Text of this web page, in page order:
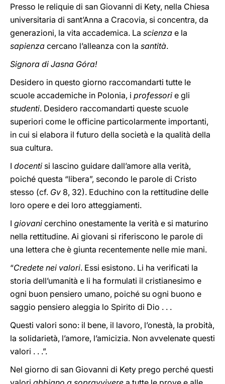
Presso le reliquie di san Giovanni di Kety, nella Chiesa
universitaria di sant’Anna a Cracovia, si concentra, da
generazioni, la vita accademica. La scienza e la
sapienza cercano l’alleanza con la santità.
Signora di Jasna Góra!
Desidero in questo giorno raccomandarti tutte le
scuole accademiche in Polonia, i professori e gli
studenti. Desidero raccomandarti queste scuole
superiori come le officine particolarmente importanti,
in cui si elabora il futuro della società e la qualità della
sua cultura.
I docenti si lascino guidare dall’amore alla verità,
poiché questa “libera”, secondo le parole di Cristo
stesso (cf. Gv 8, 32). Educhino con la rettitudine delle
loro opere e dei loro atteggiamenti.
I giovani cerchino onestamente la verità e si maturino
nella rettitudine. Ai giovani si riferiscono le parole di
una lettera che è giunta recentemente nelle mie mani.
“Credete nei valori. Essi esistono. Li ha verificati la
storia dell’umanità e li ha formulati il cristianesimo e
ogni buon pensiero umano, poiché su ogni buono e
saggio pensiero aleggia lo Spirito di Dio . . .
Questi valori sono: il bene, il lavoro, l’onestà, la probità,
la solidarietà, l’amore, l’amicizia. Non avvelenate questi
valori . . .”.
Nel giorno di san Giovanni di Kety prego perché questi